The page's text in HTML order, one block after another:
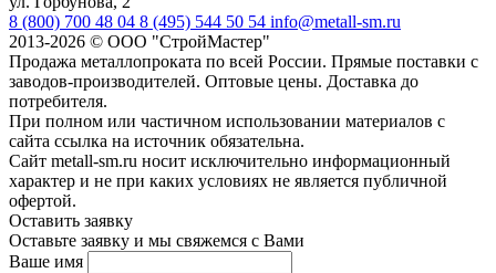
8 (800) 700 48 04 8 (495) 544 50 54 info@metall-sm.ru
2013-2026 © ООО "СтройМастер"
Продажа металлопроката по всей России. Прямые поставки с
заводов-производителей. Оптовые цены. Доставка до
потребителя.
При полном или частичном использовании материалов с
сайта ссылка на источник обязательна.
Сайт metall-sm.ru носит исключительно информационный
характер и не при каких условиях не является публичной
офертой.
Оставить заявку
Оставьте заявку и мы свяжемся с Вами
Ваше имя